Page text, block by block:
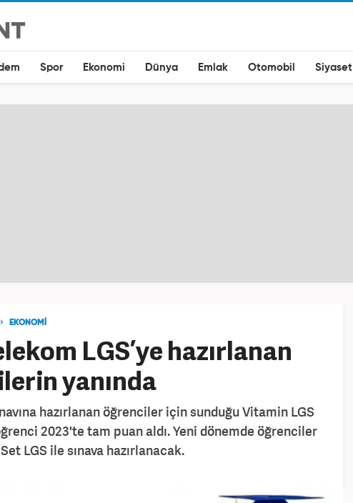
Spor Ekonomi Dünya Emlak Otomobil Siyaset
EKONOMİ
LGS’ye hazırlanan
yanında
hazırlanan öğrenciler için sunduğu Vitamin LGS
2023'te tam puan aldı. Yeni dönemde öğrenciler
LGS ile sınava hazırlanacak.